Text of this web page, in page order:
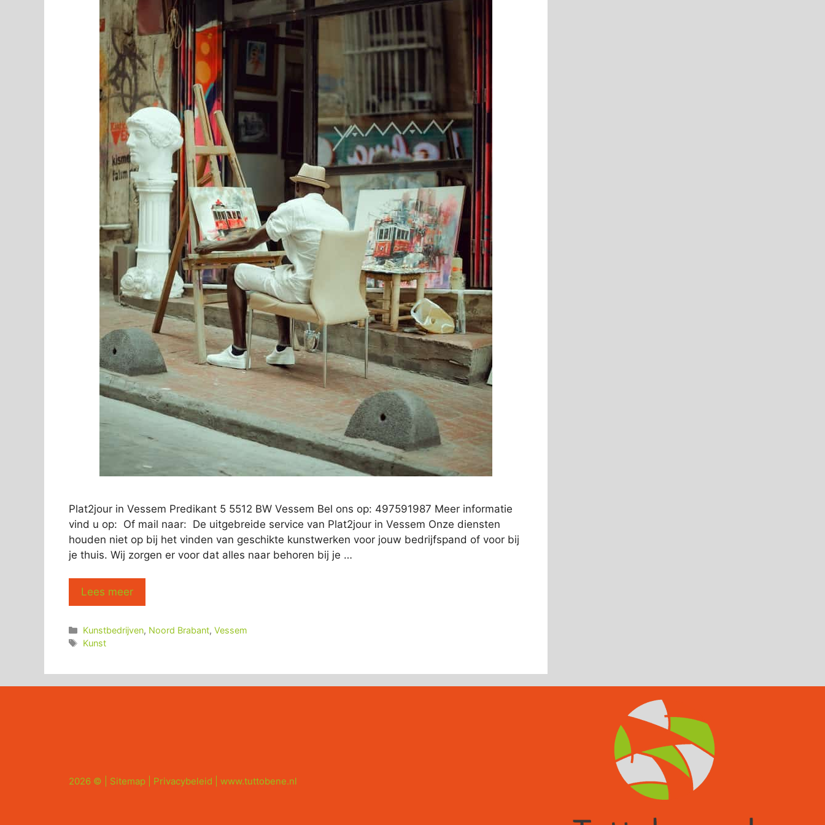
Plat2jour in Vessem Predikant 5 5512 BW Vessem Bel ons op: 497591987 Meer informatie
vind u op: Of mail naar: De uitgebreide service van Plat2jour in Vessem Onze diensten
houden niet op bij het vinden van geschikte kunstwerken voor jouw bedrijfspand of voor bij
je thuis. Wij zorgen er voor dat alles naar behoren bij je …
Lees meer
Categorieën
Kunstbedrijven, Noord Brabant,Vessem
Tags
Kunst
2026 © | Sitemap Privacybeleid www.tuttobene.nl